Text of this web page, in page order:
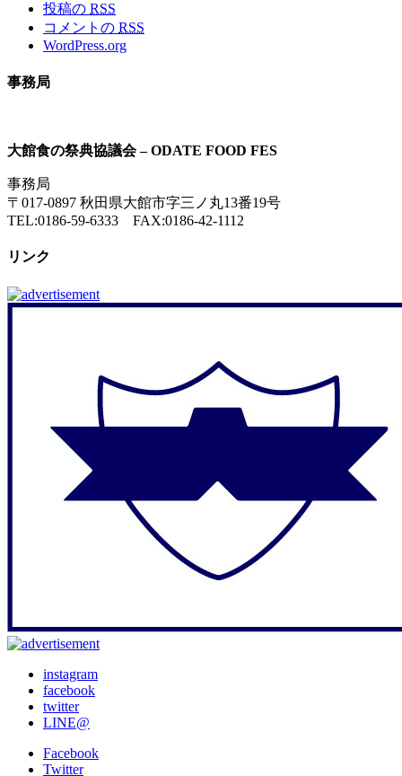
投稿の RSS
コメントの RSS
WordPress.org
事務局
大館食の祭典協議会 – ODATE FOOD FES
事務局
〒017-0897 秋田県大館市字三ノ丸13番19号
TEL:0186-59-6333 FAX:0186-42-1112
リンク
instagram
facebook
twitter
LINE@
Facebook
Twitter